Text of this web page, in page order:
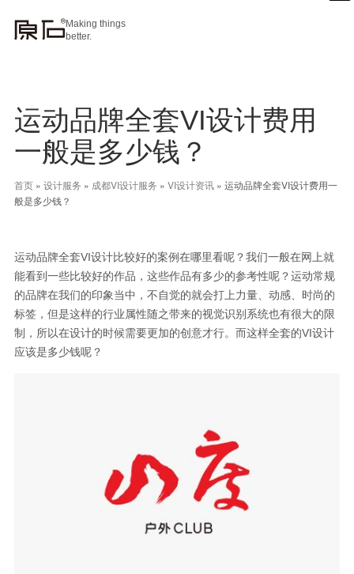
Making things
better.
运动品牌全套VI设计费用
一般是多少钱？
首页 » 设计服务 » 成都VI设计服务 » VI设计资讯 » 运动品牌全套VI设计费用一
般是多少钱？
运动品牌全套VI设计比较好的案例在哪里看呢？我们一般在网上就
能看到一些比较好的作品，这些作品有多少的参考性呢？运动常规
的品牌在我们的印象当中，不自觉的就会打上力量、动感、时尚的
标签，但是这样的行业属性随之带来的视觉识别系统也有很大的限
制，所以在设计的时候需要更加的创意才行。而这样全套的VI设计
应该是多少钱呢？